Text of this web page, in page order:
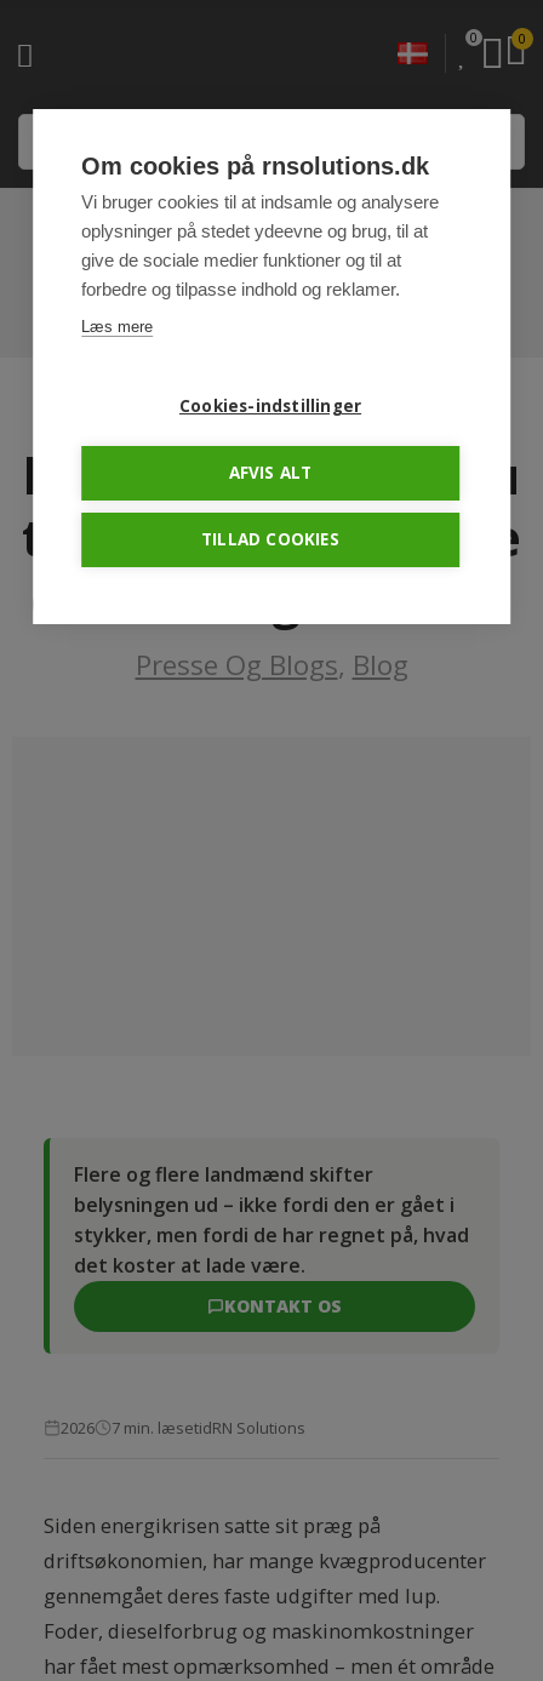
0 0
PRESSE OG BLOG
Lyset i stalden
koster mere end du
tror – og giver mere
Presse Og Blogs, Blog
Flere og flere landmænd skifter
belysningen ud – ikke fordi den er gået i
stykker, men fordi de har regnet på, hvad
det koster at lade være.
KONTAKT OS
2026 7 min. læsetidRN Solutions
Siden energikrisen satte sit præg på
driftsøkonomien, har mange kvægproducenter
gennemgået deres faste udgifter med lup.
Foder, dieselforbrug og maskinomkostninger
har fået mest opmærksomhed – men ét område
Om cookies på rnsolutions.dk
Vi bruger cookies til at indsamle og analysere
oplysninger på stedet ydeevne og brug, til at
give de sociale medier funktioner og til at
forbedre og tilpasse indhold og reklamer.
Læs mere
Cookies-indstillinger
AFVIS ALT
TILLAD COOKIES